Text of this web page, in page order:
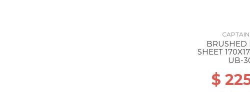
BRUSHED
SHEET
UB-
$